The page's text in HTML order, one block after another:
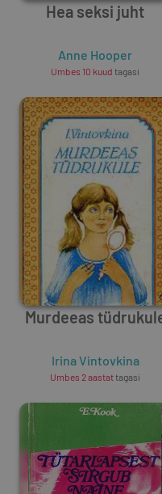
Hea seksi juht
Anne Hooper
Umbes 10 kuud tagasi
Murdeeas
Irina Vintovkina
Umbes 2 aastattagasi